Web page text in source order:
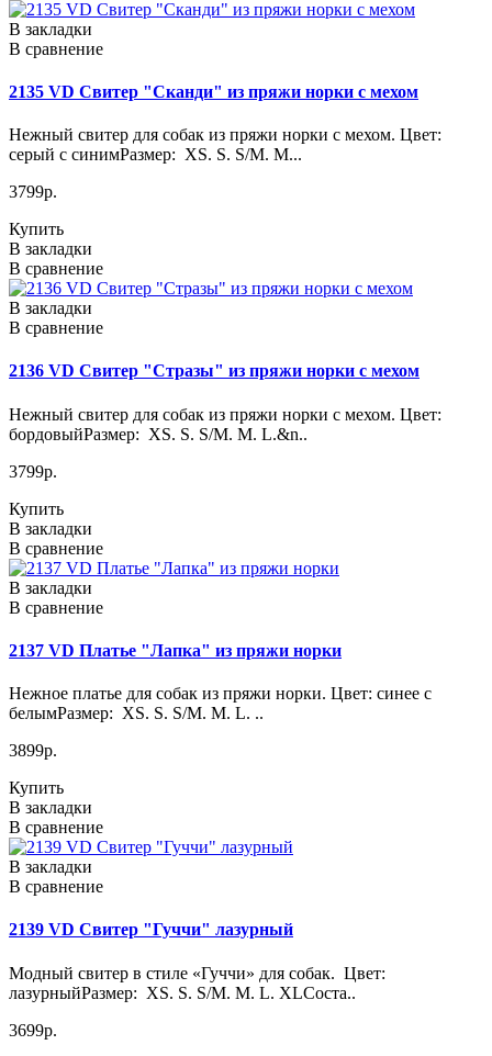
В закладки
В сравнение
2135 VD Свитер "Сканди" из пряжи норки с мехом
Нежный свитер для собак из пряжи норки с мехом. Цвет:
серый с синимРазмер: XS. S. S/M. M...
3799р.
Купить
В закладки
В сравнение
В закладки
В сравнение
2136 VD Свитер "Стразы" из пряжи норки с мехом
Нежный свитер для собак из пряжи норки с мехом. Цвет:
бордовыйРазмер: XS. S. S/M. M. L.&n..
3799р.
Купить
В закладки
В сравнение
В закладки
В сравнение
2137 VD Платье "Лапка" из пряжи норки
Нежное платье для собак из пряжи норки. Цвет: синее с
белымРазмер: XS. S. S/M. M. L. ..
3899р.
Купить
В закладки
В сравнение
В закладки
В сравнение
2139 VD Свитер "Гуччи" лазурный
Модный свитер в стиле «Гуччи» для собак. Цвет:
лазурныйРазмер: XS. S. S/M. M. L. XLСоста..
3699р.